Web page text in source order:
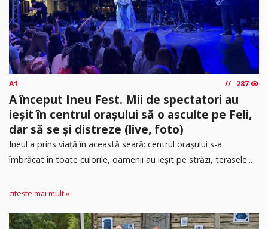
A1 287
A început Ineu Fest. Mii de spectatori au
ieșit în centrul orașului să o asculte pe Feli,
dar să se și distreze (live, foto)
Ineul a prins viață în această seară: centrul orașului s-a
îmbrăcat în toate culorile, oamenii au ieșit pe străzi, terasele...
citește mai mult »